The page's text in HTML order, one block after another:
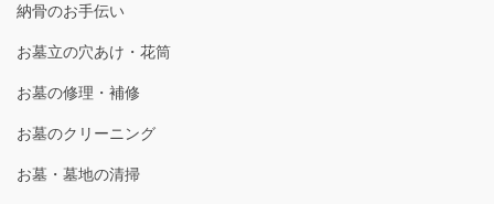
納骨のお手伝い
お墓立の穴あけ・花筒
お墓の修理・補修
お墓のクリーニング
お墓・墓地の清掃